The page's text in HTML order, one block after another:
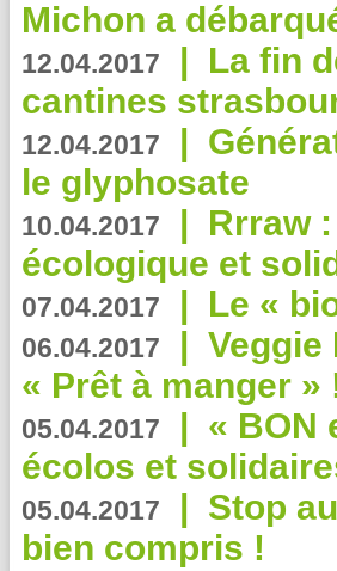
Michon a
12.04.2017 | La fin
cantines
12.04.2017 |
le glyphosate
10.04.2017 | Rrraw
écologique et
07.04.2017 | Le «
06.04.2017 | Veggie
« Prêt à manger »
05.04.2017 | « BON
écolos et
05.04.2017 | Stop
bien compris !